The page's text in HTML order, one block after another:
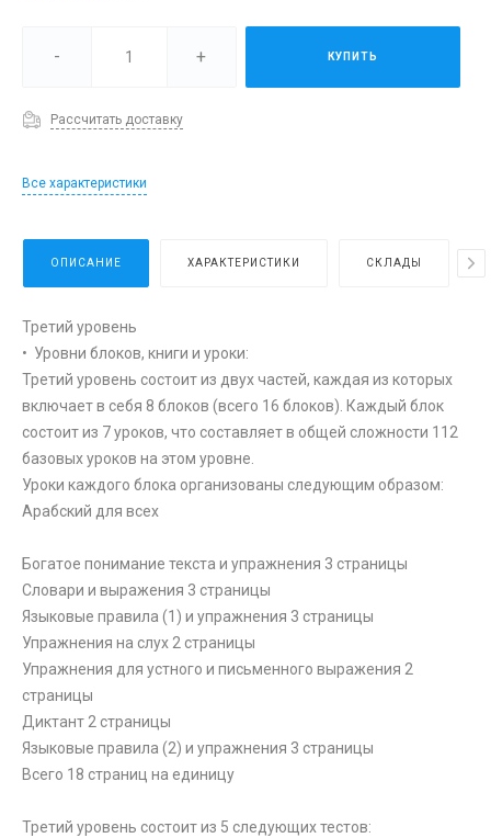
- + КУПИТЬ
Рассчитать доставку
Все характеристики
ОПИСАНИЕ ХАРАКТЕРИСТИКИ СКЛАДЫ
Третий уровень
• Уровни блоков, книги и уроки:
Третий уровень состоит из двух частей, каждая из которых
включает в себя 8 блоков (всего 16 блоков). Каждый блок
состоит из 7 уроков, что составляет в общей сложности 112
базовых уроков на этом уровне.
Уроки каждого блока организованы следующим образом:
Арабский для всех
Богатое понимание текста и упражнения 3 страницы
Словари и выражения 3 страницы
Языковые правила (1) и упражнения 3 страницы
Упражнения на слух 2 страницы
Упражнения для устного и письменного выражения 2
страницы
Диктант 2 страницы
Языковые правила (2) и упражнения 3 страницы
Всего 18 страниц на единицу
Третий уровень состоит из 5 следующих тестов: